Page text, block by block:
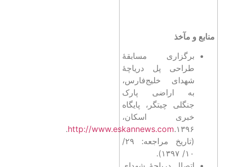
منابع و مآخذ
برگزاری مسابقۀ
طراحی پل دریاچۀ
شهدای خلیج‌فارس،
به اراضی پارک
جنگلی چیتگر، پایگاه
خبری اسکان،
۱۳۹۶. http://www.eskannews.com
.
(تاریخ مراجعه: ۲۹/